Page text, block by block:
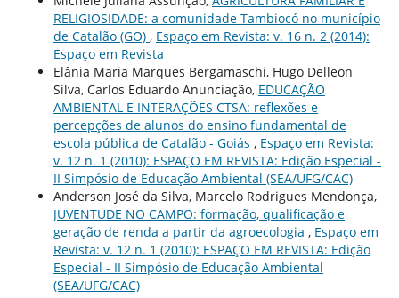
RELIGIOSIDADE: a comunidade Tambiocó no município
de Catalão (GO) , Espaço em Revista: v. 16 n. 2 (2014):
Espaço em Revista
Elânia Maria Marques Bergamaschi, Hugo Delleon
Silva, Carlos Eduardo Anunciação, EDUCAÇÃO
AMBIENTAL E INTERAÇÕES CTSA: reflexões e
percepções de alunos do ensino fundamental de
escola pública de Catalão - Goiás , Espaço em Revista:
v. 12 n. 1 (2010): ESPAÇO EM REVISTA: Edição Especial -
II Simpósio de Educação Ambiental (SEA/UFG/CAC)
Anderson José da Silva, Marcelo Rodrigues Mendonça,
JUVENTUDE NO CAMPO: formação, qualificação e
geração de renda a partir da agroecologia , Espaço em
Revista: v. 12 n. 1 (2010): ESPAÇO EM REVISTA: Edição
Especial - II Simpósio de Educação Ambiental
(SEA/UFG/CAC)